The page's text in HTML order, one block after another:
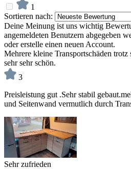
1
Sortieren nach:
Deine Meinung ist uns wichtig
angemeldeten Benutzern abgegeben
oder erstelle einen neuen Account.
Mehrere kleine Transportschäden
sehr sehr schön.
3
Preisleistung gut .Sehr stabil
und Seitenwand vermutlich durch
Sehr zufrieden